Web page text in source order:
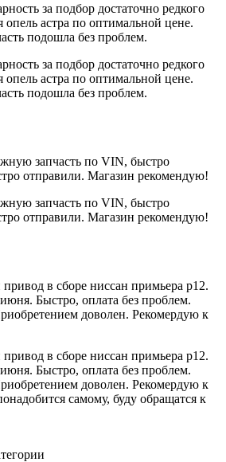
за подбор достаточно редкого
опель астра по оптимальной цене.
подошла без проблем.
за подбор достаточно редкого
опель астра по оптимальной цене.
подошла без проблем.
запчасть по VIN, быстро
отправили. Магазин рекомендую!
запчасть по VIN, быстро
отправили. Магазин рекомендую!
в сборе ниссан примьера р12.
Быстро, оплата без проблем.
доволен. Рекомердую к
в сборе ниссан примьера р12.
Быстро, оплата без проблем.
доволен. Рекомердую к
самому, буду обращатся к